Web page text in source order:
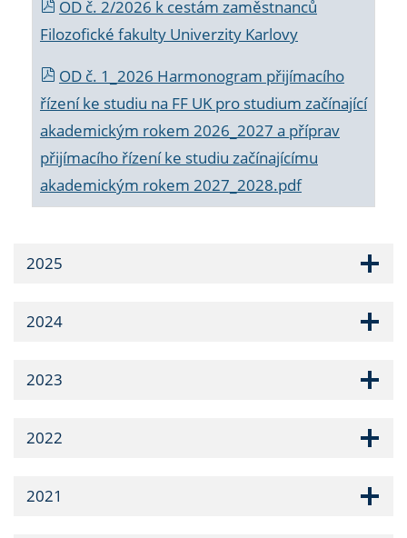
OD č. 2/2026 k cestám zaměstnanců
Filozofické fakulty Univerzity Karlovy
OD č. 1_2026 Harmonogram přijímacího
řízení ke studiu na FF UK pro studium začínající
akademickým rokem 2026_2027 a příprav
přijímacího řízení ke studiu začínajícímu
akademickým rokem 2027_2028.pdf
2025
2024
2023
2022
2021